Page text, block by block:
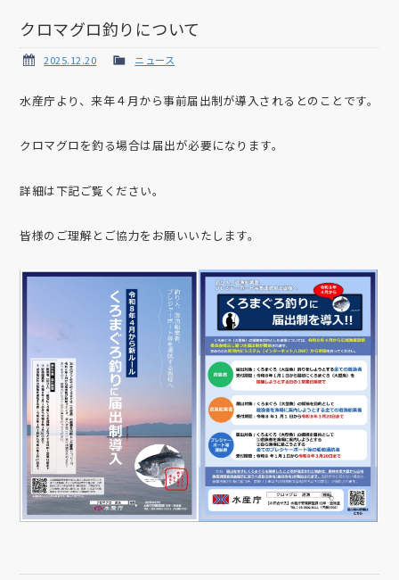
クロマグロ釣りについて
2025.12.20 ニュース
水産庁より、来年４月から事前届出制が導入されるとのことです。
クロマグロを釣る場合は届出が必要になります。
詳細は下記ご覧ください。
皆様のご理解とご協力をお願いいたします。